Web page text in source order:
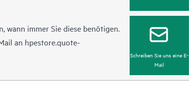
wann immer Sie diese benötigen.
an hpestore.quote-
Schreiben Sie uns eine E-
Mail